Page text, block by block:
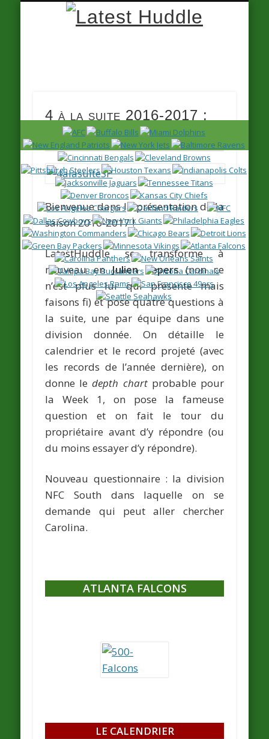
4 à la suite 2016-2017 :
Preview de la NFC South
Bienvenue dans la présentation de la
saison 2016-2017 !
LatestHuddle se transforme à
nouveau enJulien Lepers(non ce
n’est plus lui qui présente mais
faisons fi) et pose quatre questions à
la suite, une par équipe dans une
division donnée. On détaille le
calendrier et le record projeté (avec
les records de l’année dernière), on
donne ledepth chartprobable pour
la Week 1, on pose la fameuse
question et on fait le tour du
propriétaire avant d’y répondre (ou
du moins essayer d’y répondre).
Nouveau questionnaire : la division
NFC South dans laquelle on se
demande qui peut aller chercher
Carolina.
ATLANTA FALCONS
LE CALENDRIER